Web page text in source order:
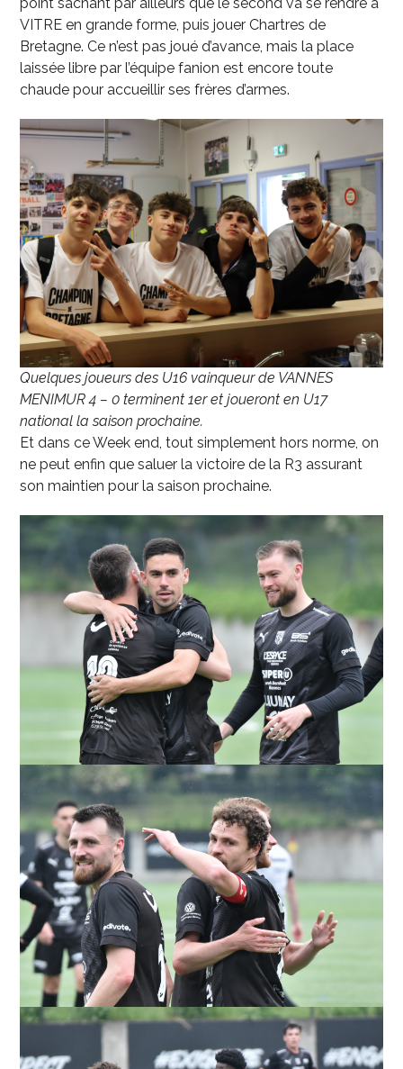
VITRE en grande forme, puis jouer Chartres de
Bretagne. Ce n’est pas joué d’avance, mais la place
laissée libre par l’équipe fanion est encore toute
chaude pour accueillir ses frères d’armes.
Quelques joueurs des U16 vainqueur de VANNES
MENIMUR 4 – 0 terminent 1er et joueront en U17
national la saison prochaine.
Et dans ce Week end, tout simplement hors norme, on
ne peut enfin que saluer la victoire de la R3 assurant
son maintien pour la saison prochaine.